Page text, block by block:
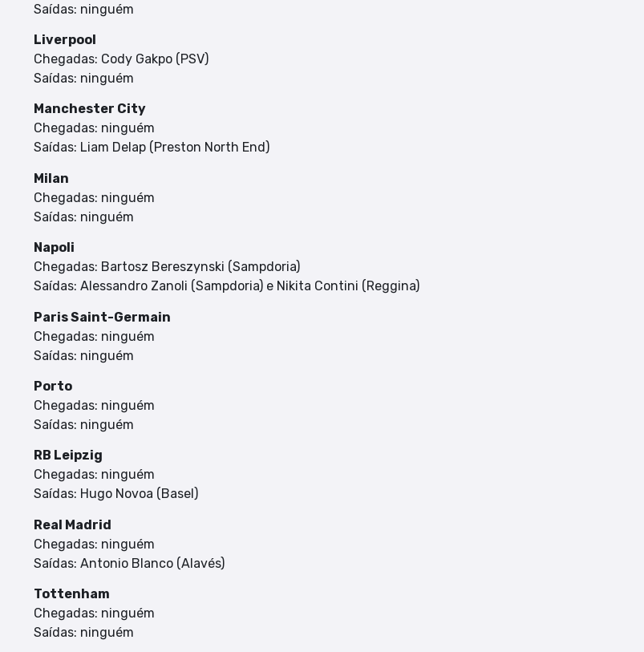
Saídas: ninguém
Liverpool
Chegadas: Cody Gakpo (PSV)
Saídas: ninguém
Manchester City
Chegadas: ninguém
Saídas: Liam Delap (Preston North End)
Milan
Chegadas: ninguém
Saídas: ninguém
Napoli
Chegadas: Bartosz Bereszynski (Sampdoria)
Saídas: Alessandro Zanoli (Sampdoria) e Nikita Contini (Reggina)
Paris Saint-Germain
Chegadas: ninguém
Saídas: ninguém
Porto
Chegadas: ninguém
Saídas: ninguém
RB Leipzig
Chegadas: ninguém
Saídas: Hugo Novoa (Basel)
Real Madrid
Chegadas: ninguém
Saídas: Antonio Blanco (Alavés)
Tottenham
Chegadas: ninguém
Saídas: ninguém